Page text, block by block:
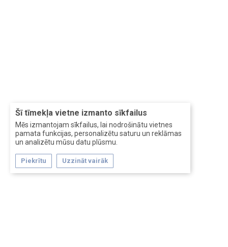
Šī tīmekļa vietne izmanto sīkfailus
Mēs izmantojam sīkfailus, lai nodrošinātu vietnes
pamata funkcijas, personalizētu saturu un reklāmas
un analizētu mūsu datu plūsmu.
Piekrītu Uzzināt vairāk